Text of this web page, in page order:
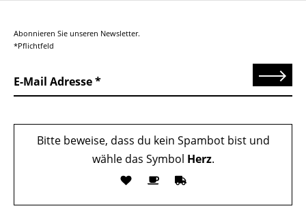
Abonnieren Sie unseren Newsletter.
*Pflichtfeld
E-Mail Adresse Senden
Bitte beweise, dass du kein Spambot bist und
wähle das Symbol Herz.